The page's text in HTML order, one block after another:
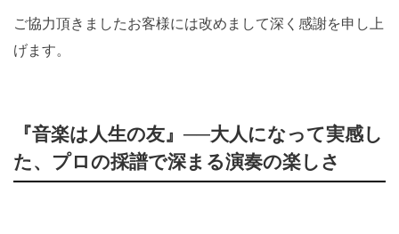
ご協力頂きましたお客様には改めまして深く感謝を申し上
げます。
『音楽は人生の友』──大人になって実感し
た、プロの採譜で深まる演奏の楽しさ